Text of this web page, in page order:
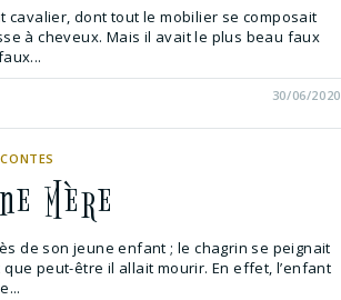
cavalier, dont tout le mobilier se composait
à cheveux. Mais il avait le plus beau faux
30/06/2020
CONTES
Mère
de son jeune enfant ; le chagrin se peignait
peut-être il allait mourir. En effet, l’enfant